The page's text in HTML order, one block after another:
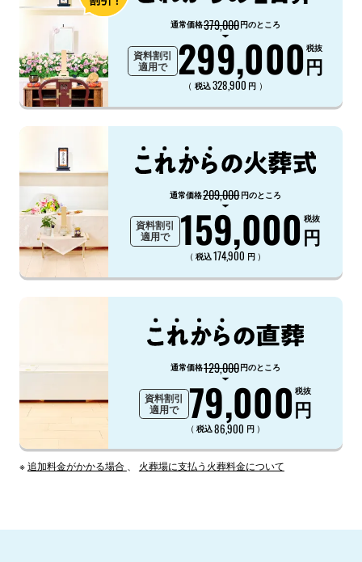
通常価格379,000円のところ
資料割引
適用で
299,000円
税抜
（ 税込328,900 円 ）
通常価格209,000円のところ
資料割引
適用で
159,000円
税抜
（ 税込174,900 円 ）
通常価格129,000円のところ
資料割引
適用で
79,000円
税抜
（ 税込86,900 円 ）
※追加料金がかかる場合 火葬場に支払う火葬料金について